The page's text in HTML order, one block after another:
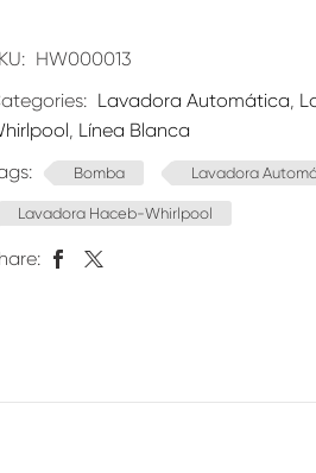
HW000013
Lavadora Automática,
, Línea Blanca
Bomba Lavadora
Lavadora Haceb-Whirlpool